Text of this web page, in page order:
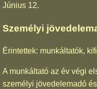
Június 12.
Személyi
Érintettek: munkáltatók,
A munkáltató az év végi
személyi jövedelemadó